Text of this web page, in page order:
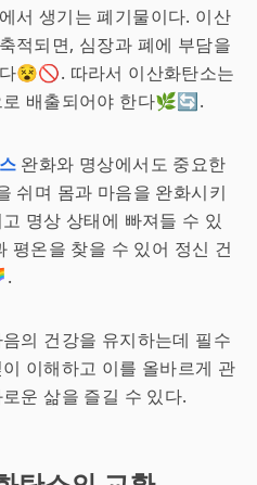
서 생기는 폐기물이다. 이산
적되면, 심장과 폐에 부담을
😵🚫. 따라서 이산화탄소는
배출되어야 한다🌿🔄.
완화와 명상에서도 중요한
쉬며 몸과 마음을 완화시키
명상 상태에 빠져들 수 있
평온을 찾을 수 있어 정신 건
의 건강을 유지하는데 필수
이해하고 이를 올바르게 관
운 삶을 즐길 수 있다.